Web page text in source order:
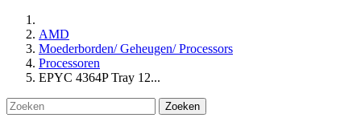
AMD
Moederborden/ Geheugen/ Processors
Processoren
EPYC 4364P Tray 12...
Zoeken